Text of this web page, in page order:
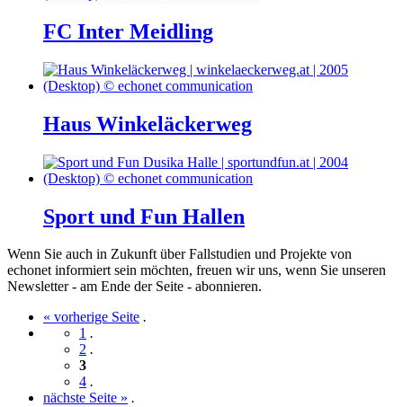
FC Inter Meidling
Haus Winkeläckerweg
Sport und Fun Hallen
Wenn Sie auch in Zukunft über Fallstudien und Projekte von
echonet informiert sein möchten, freuen wir uns, wenn Sie unseren
Newsletter - am Ende der Seite - abonnieren.
« vorherige Seite .
1 .
2 .
3
4 .
nächste Seite » .